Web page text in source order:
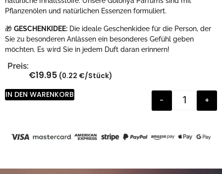
Pflanzenölen und natürlichen Essenzen formuliert.
🎁 GESCHENKIDEE: Die ideale Geschenkidee für die Person, der
Sie zu besonderen Anlässen ein besonderes Gefühl geben
möchten. Es wird Sie in jedem Duft daran erinnern!
Preis:
€19.95 (0.22 €/Stück)
- +
IN DEN WARENKORB